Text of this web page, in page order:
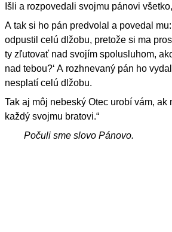
Išli a rozpovedali svojmu pánovi
A tak si ho pán predvolal a povedal
odpustil celú dlžobu, pretože si ma
ty zľutovať nad svojím spolusluhom,
nad tebou?‘ A rozhnevaný pán ho
nesplatí celú dlžobu.
Tak aj môj nebeský Otec urobí vám, ak
každý svojmu bratovi.“
Počuli sme slovo Pánovo.